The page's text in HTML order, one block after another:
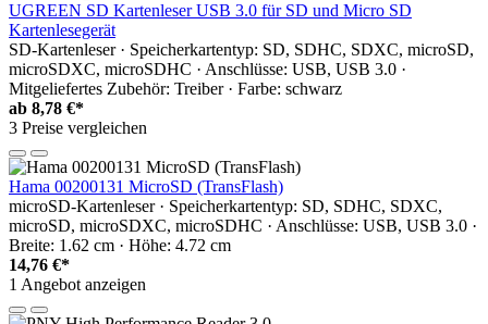
UGREEN SD Kartenleser USB 3.0 für SD und Micro SD
Kartenlesegerät
SD-Kartenleser · Speicherkartentyp: SD, SDHC, SDXC, microSD,
microSDXC, microSDHC · Anschlüsse: USB, USB 3.0 ·
Mitgeliefertes Zubehör: Treiber · Farbe: schwarz
ab 8,78 €*
3 Preise vergleichen
Hama 00200131 MicroSD (TransFlash)
microSD-Kartenleser · Speicherkartentyp: SD, SDHC, SDXC,
microSD, microSDXC, microSDHC · Anschlüsse: USB, USB 3.0 ·
Breite: 1.62 cm · Höhe: 4.72 cm
14,76 €*
1 Angebot anzeigen